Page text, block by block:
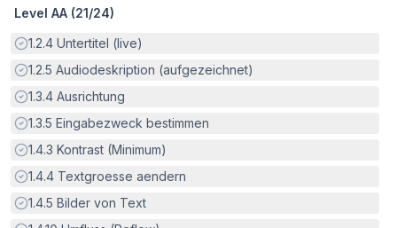
Level AA (21/24)
Erfüllt:
1.2.4 Untertitel (live)
Erfüllt:
1.2.5 Audiodeskription (aufgezeichnet)
Erfüllt:
1.3.4 Ausrichtung
Erfüllt:
1.3.5 Eingabezweck bestimmen
Erfüllt:
1.4.3 Kontrast (Minimum)
Erfüllt:
1.4.4 Textgroesse aendern
Erfüllt:
1.4.5 Bilder von Text